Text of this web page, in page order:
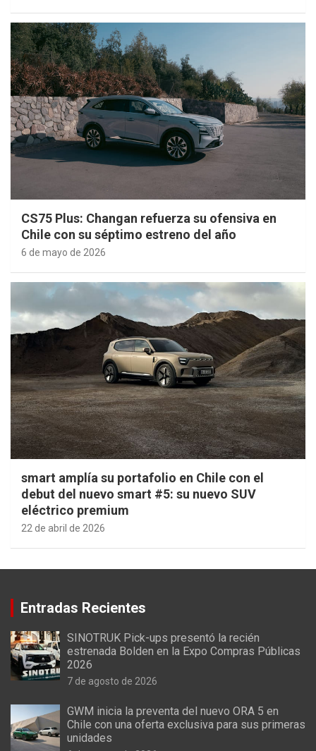
CS75 Plus: Changan refuerza su ofensiva en
Chile con su séptimo estreno del año
6 de mayo de 2026
smart amplía su portafolio en Chile con el
debut del nuevo smart #5: su nuevo SUV
eléctrico premium
22 de abril de 2026
Entradas Recientes
SINOTRUK Pick-ups presentó la recién
estrenada Bolden en la Expo Compras Públicas
2026
7 de agosto de 2026
GWM inicia la preventa del nuevo ORA 5 en
Chile con una oferta exclusiva para sus primeras
unidades